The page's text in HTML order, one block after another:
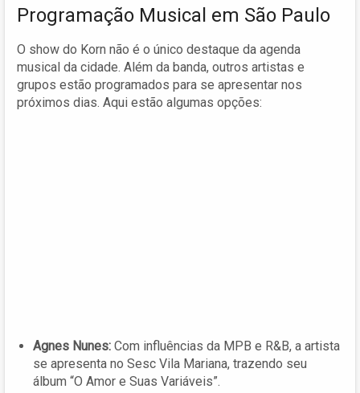
Programação Musical em São Paulo
O show do Korn não é o único destaque da agenda
musical da cidade. Além da banda, outros artistas e
grupos estão programados para se apresentar nos
próximos dias. Aqui estão algumas opções:
Agnes Nunes: Com influências da MPB e R&B, a artista
se apresenta no Sesc Vila Mariana, trazendo seu
álbum “O Amor e Suas Variáveis”.